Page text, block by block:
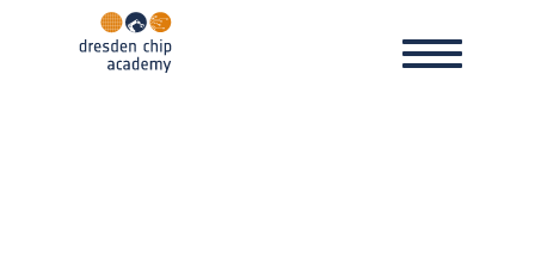
navigation
Toggle
navigation